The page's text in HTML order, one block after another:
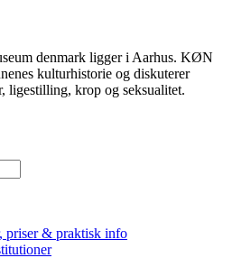
denmark ligger i Aarhus. KØN
kulturhistorie og diskuterer
ligestilling, krop og seksualitet.
priser & praktisk info